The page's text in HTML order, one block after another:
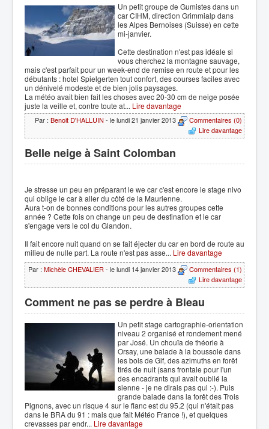
Un petit groupe de Gumistes dans un
car CIHM, direction Grimmialp dans
les Alpes Bernoises (Suisse) en cette
mi-janvier.
Cette destination n'est pas idéale si
vous cherchez la montagne sauvage,
mais c'est parfait pour un week-end de remise en route et pour les
débutants : hotel Spielgerten tout confort, des courses faciles avec
un dénivelé modeste et de bien jolis paysages.
La météo avait bien fait les choses avec 20-30 cm de neige posée
juste la veille et, contre toute at... Lire davantage
Par : Benoit D'HALLUIN - le lundi 21 janvier 2013
Commentaires (0)
Lire davantage
Belle neige à Saint Colomban
Je stresse un peu en préparant le we car c'est encore le stage nivo
qui oblige le car à aller du côté de la Maurienne.
Aura t-on de bonnes conditions pour les autres groupes cette
année ? Cette fois on change un peu de destination et le car
s'engage vers le col du Glandon.
Il fait encore nuit quand on se fait éjecter du car en bord de route au
milieu de nulle part. La route n'est pas asse... Lire davantage
Par : Michèle CHEVALIER - le lundi 14 janvier 2013
Commentaires (1)
Lire davantage
Comment ne pas se perdre à Bleau
Un petit stage cartographie-orientation
niveau 2 organisé et rondement mené
par José. Un chouïa de théorie à
Orsay, une balade à la boussole dans
les bois de Gif, des azimuths en forêt
tirés de nuit (sans frontale pour l'un
des encadrants qui avait oublié la
sienne - je ne dirais pas qui :-). Puis
grande balade dans la forêt des Trois
Pignons, avec un risque 4 sur le flanc est du 95.2 (qui n'était pas
dans le BRA du 91 : mais que fait Météo France !), et quelques
crevasses par endr... Lire davantage